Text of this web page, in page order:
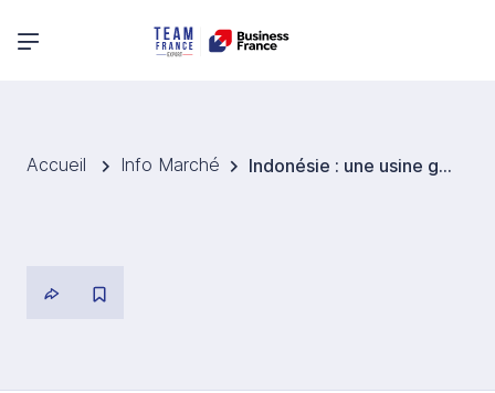
Menu principal
Accueil Info Marché Indonésie : une usine géante de batteries de véhicules électriques bientôt opérationnelle à Karawang